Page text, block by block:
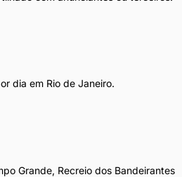
dia em Rio de Janeiro.
Grande, Recreio dos Bandeirantes